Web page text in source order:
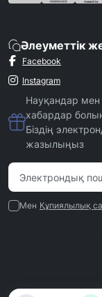
Әлеуметтік
Facebook
Instagram
Науқандар мен
хабардар
Біздің
жазылыңыз
Мен Құпиялылық